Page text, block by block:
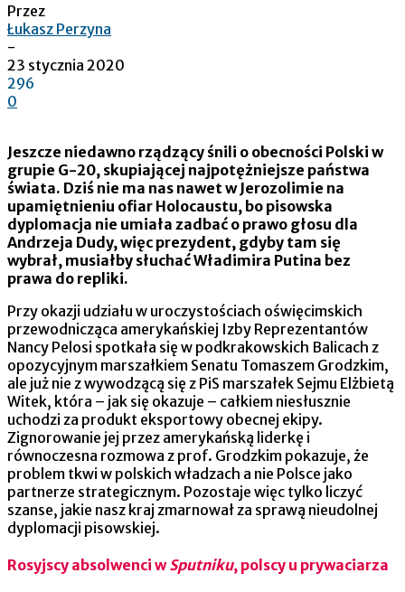
Przez
Łukasz Perzyna
-
23 stycznia 2020
296
0
Jeszcze niedawno rządzący śnili o obecności Polski w
grupie G-20, skupiającej najpotężniejsze państwa
świata. Dziś nie ma nas nawet w Jerozolimie na
upamiętnieniu ofiar Holocaustu, bo pisowska
dyplomacja nie umiała zadbać o prawo głosu dla
Andrzeja Dudy, więc prezydent, gdyby tam się
wybrał, musiałby słuchać Władimira Putina bez
prawa do repliki.
Przy okazji udziału w uroczystościach oświęcimskich
przewodnicząca amerykańskiej Izby Reprezentantów
Nancy Pelosi spotkała się w podkrakowskich Balicach z
opozycyjnym marszałkiem Senatu Tomaszem Grodzkim,
ale już nie z wywodzącą się z PiS marszałek Sejmu Elżbietą
Witek, która – jak się okazuje – całkiem niesłusznie
uchodzi za produkt eksportowy obecnej ekipy.
Zignorowanie jej przez amerykańską liderkę i
równoczesna rozmowa z prof. Grodzkim pokazuje, że
problem tkwi w polskich władzach a nie Polsce jako
partnerze strategicznym. Pozostaje więc tylko liczyć
szanse, jakie nasz kraj zmarnował za sprawą nieudolnej
dyplomacji pisowskiej.
Rosyjscy absolwenci wSputniku, polscy u prywaciarza